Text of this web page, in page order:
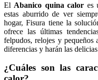
El Abanico quina calor es
estas aburrido de ver
hogar, Fisura tiene la
ofrece las últimas
felpudos, relojes y pequeños
diferencias y harán las
¿Cuáles son las